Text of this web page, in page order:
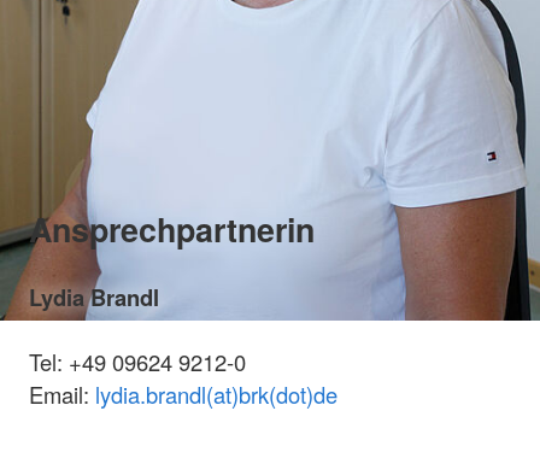
Ansprechpartnerin
Lydia Brandl
Tel: +49 09624 9212-0
Email: lydia.brandl(at)brk(dot)de